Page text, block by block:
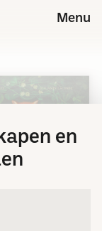
Menu
en